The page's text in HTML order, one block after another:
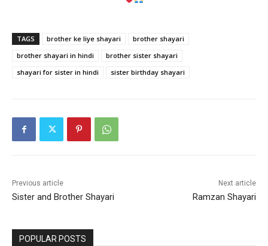
TAGS brother ke liye shayari
brother shayari
brother shayari in hindi
brother sister shayari
shayari for sister in hindi
sister birthday shayari
Previous article
Sister and Brother Shayari
Next article
Ramzan Shayari
POPULAR POSTS